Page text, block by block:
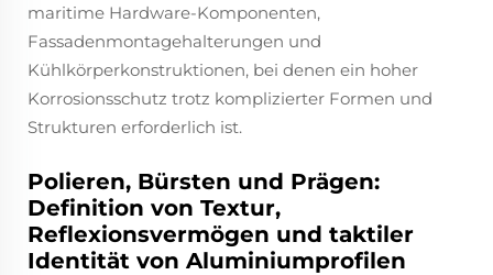
maritime Hardware-Komponenten,
Fassadenmontagehalterungen und
Kühlkörperkonstruktionen, bei denen ein hoher
Korrosionsschutz trotz komplizierter Formen und
Strukturen erforderlich ist.
Polieren, Bürsten und Prägen:
Definition von Textur,
Reflexionsvermögen und taktiler
Identität von Aluminiumprofilen